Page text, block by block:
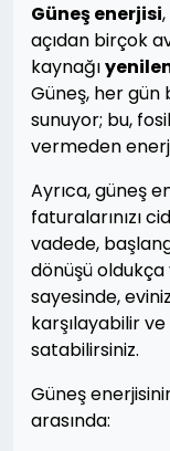
Güneş enerjisi
açıdan birçok
kaynağı
Güneş, her gün
sunuyor; bu,
vermeden
Ayrıca, güneş
faturalarınızı
vadede,
dönüşü
sayesinde,
karşılayabilir
satabilirsiniz.
Güneş
arasında: